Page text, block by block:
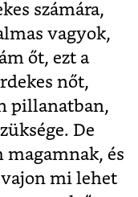
számára,
vagyok,
őt, ezt a
nőt,
pillanatban,
De
magamnak, és
mi lehet